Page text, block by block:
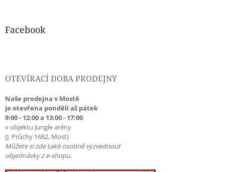
Facebook
OTEVÍRACÍ DOBA PRODEJNY
Naše prodejna v Mostě
je otevřena pondělí až pátek
9:00 - 12:00 a 13:00 - 17:00
v objektu Jungle arény
(J. Průchy 1682, Most)
Můžete si zde také osobně vyzvednout
objednávky z e-shopu.